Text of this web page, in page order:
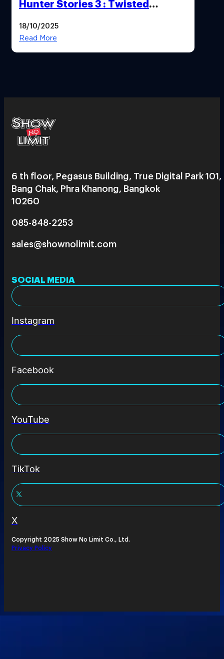
Hunter Stories 3 : Twisted
สวยฉ่ำ !
18/10/2025
Read More
6 th floor, Pegasus Building, True Digital Park 101,
Bang Chak, Phra Khanong, Bangkok
10260
085-848-2253
sales@shownolimit.com
SOCIAL MEDIA
Instagram
Facebook
YouTube
TikTok
X
Copyright 2025 Show No Limit Co., Ltd.
Privacy Policy